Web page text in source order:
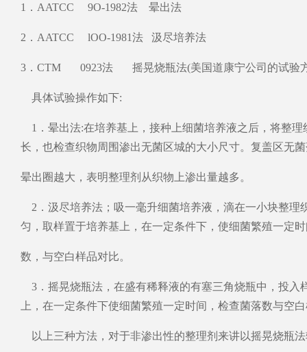
1．AATCC 9O-1982法 晕出法
2．AATCC lOO-1981法 汲尽培养法
3．CTM 0923法 摇晃烧瓶法(美国道康宁公司的试验
具体试验操作如下:
1．晕出法:在培养基上，接种上细菌培养液之后，将整
长，也检查织物周围渗出无菌区城的大小尺寸。复盖区无
晕出圈越大，表明整理剂从织物上渗出量越多。
2．汲尽培养法；吸一毫升细菌培养液，滴在一小块整理
匀，取样置于培养基上，在一定条件下，使细菌繁殖一定
数，与空白样品对比。
3．摇晃烧瓶法，在盛有稀释液的有塞三角烧瓶中，投入
上，在一定条件下使细菌繁殖一定时间，检查菌落数与空
以上三种方法，对于非渗出性的整理剂来讲以摇晃烧瓶